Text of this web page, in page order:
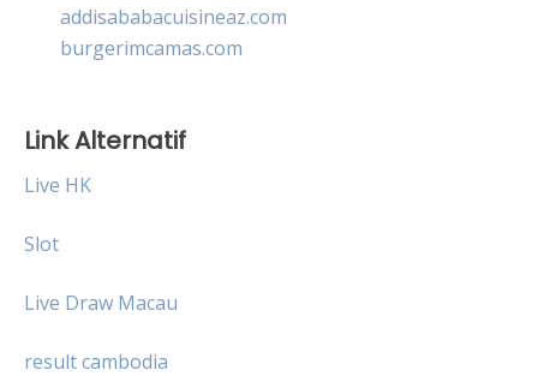
addisababacuisineaz.com
burgerimcamas.com
Link Alternatif
Live HK
Slot
Live Draw Macau
result cambodia